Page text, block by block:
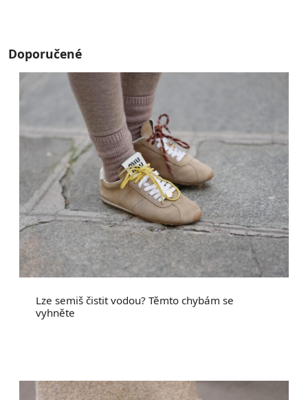
Doporučené
Lze semiš čistit vodou? Těmto chybám se
vyhněte